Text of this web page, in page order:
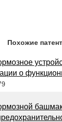
Похожие
о